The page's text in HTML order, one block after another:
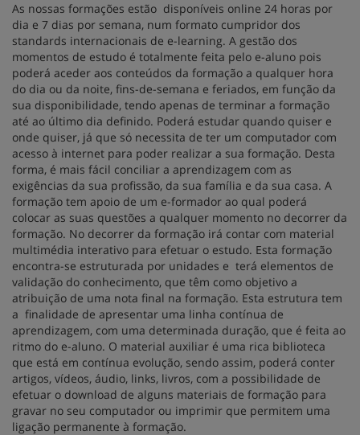
As nossas formações estão disponíveis online 24 horas por
dia e 7 dias por semana, num formato cumpridor dos
standards internacionais de e-learning. A gestão dos
momentos de estudo é totalmente feita pelo e-aluno pois
poderá aceder aos conteúdos da formação a qualquer hora
do dia ou da noite, fins-de-semana e feriados, em função da
sua disponibilidade, tendo apenas de terminar a formação
até ao último dia definido. Poderá estudar quando quiser e
onde quiser, já que só necessita de ter um computador com
acesso à internet para poder realizar a sua formação. Desta
forma, é mais fácil conciliar a aprendizagem com as
exigências da sua profissão, da sua família e da sua casa. A
formação tem apoio de um e-formador ao qual poderá
colocar as suas questões a qualquer momento no decorrer da
formação. No decorrer da formação irá contar com material
multimédia interativo para efetuar o estudo. Esta formação
encontra-se estruturada por unidades e terá elementos de
validação do conhecimento, que têm como objetivo a
atribuição de uma nota final na formação. Esta estrutura tem
a finalidade de apresentar uma linha contínua de
aprendizagem, com uma determinada duração, que é feita ao
ritmo do e-aluno. O material auxiliar é uma rica biblioteca
que está em contínua evolução, sendo assim, poderá conter
artigos, vídeos, áudio, links, livros, com a possibilidade de
efetuar o download de alguns materiais de formação para
gravar no seu computador ou imprimir que permitem uma
ligação permanente à formação.